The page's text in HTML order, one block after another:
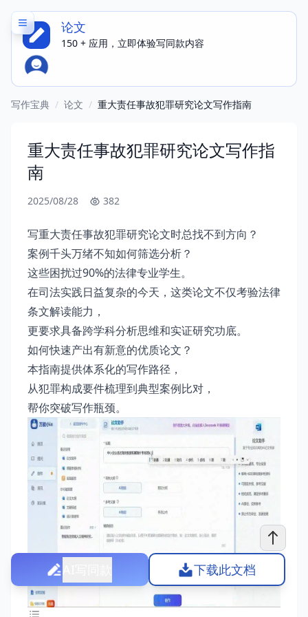
论文
150 + 应用，立即体验写同款内容
写作宝典 / 论文 / 重大责任事故犯罪研究论文写作指南
重大责任事故犯罪研究论文写作指
南
2025/08/28 382
写重大责任事故犯罪研究论文时总找不到方向？
案例千头万绪不知如何筛选分析？
这些困扰过90%的法律专业学生。
在司法实践日益复杂的今天，这类论文不仅考验法律
条文解读能力，
更要求具备跨学科分析思维和实证研究功底。
如何快速产出有新意的优质论文？
本指南提供体系化的写作路径，
从犯罪构成要件梳理到典型案例比对，
帮你突破写作瓶颈。
下载此文档